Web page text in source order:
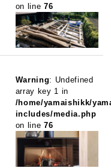
on line76
Warning: Undefined
array key 1 in
/home/yamaishikk/
includes/media.php
on line76